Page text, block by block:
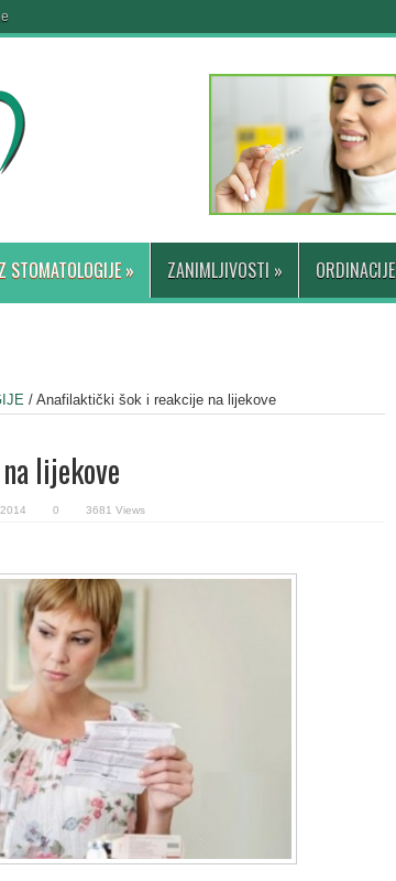
STOMATOLOGIJE » ZANIMLJIVOSTI » ORDINACIJE
/ Anafilaktički šok i reakcije na lijekove
lijekove
0 3681 Views